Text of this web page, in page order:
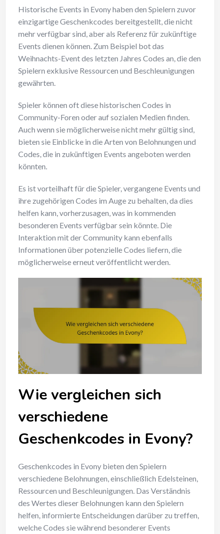
Historische Events in Evony haben den Spielern zuvor
einzigartige Geschenkcodes bereitgestellt, die nicht
mehr verfügbar sind, aber als Referenz für zukünftige
Events dienen können. Zum Beispiel bot das
Weihnachts-Event des letzten Jahres Codes an, die den
Spielern exklusive Ressourcen und Beschleunigungen
gewährten.
Spieler können oft diese historischen Codes in
Community-Foren oder auf sozialen Medien finden.
Auch wenn sie möglicherweise nicht mehr gültig sind,
bieten sie Einblicke in die Arten von Belohnungen und
Codes, die in zukünftigen Events angeboten werden
könnten.
Es ist vorteilhaft für die Spieler, vergangene Events und
ihre zugehörigen Codes im Auge zu behalten, da dies
helfen kann, vorherzusagen, was in kommenden
besonderen Events verfügbar sein könnte. Die
Interaktion mit der Community kann ebenfalls
Informationen über potenzielle Codes liefern, die
möglicherweise erneut veröffentlicht werden.
Wie vergleichen sich
verschiedene
Geschenkcodes in Evony?
Geschenkcodes in Evony bieten den Spielern
verschiedene Belohnungen, einschließlich Edelsteinen,
Ressourcen und Beschleunigungen. Das Verständnis
des Wertes dieser Belohnungen kann den Spielern
helfen, informierte Entscheidungen darüber zu treffen,
welche Codes sie während besonderer Events